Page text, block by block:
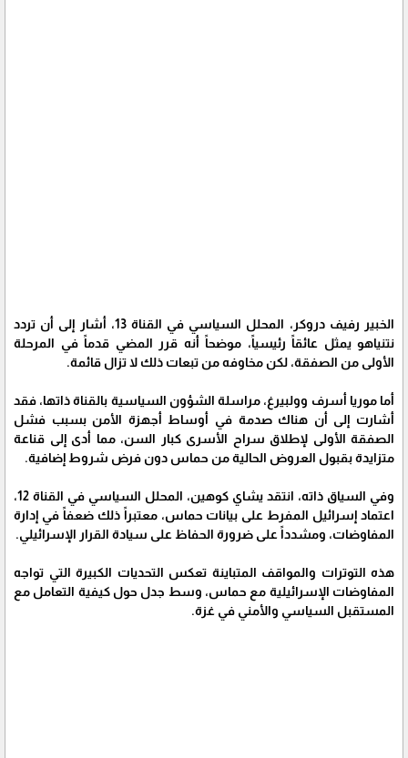
الخبير رفيف دروكر، المحلل السياسي في القناة 13، أشار إلى أن تردد
نتنياهو يمثل عائقاً رئيسياً، موضحاً أنه قرر المضي قدماً في المرحلة
الأولى من الصفقة، لكن مخاوفه من تبعات ذلك لا تزال قائمة.
أما موريا أسرف وولبيرغ، مراسلة الشؤون السياسية بالقناة ذاتها، فقد
أشارت إلى أن هناك صدمة في أوساط أجهزة الأمن بسبب فشل
الصفقة الأولى لإطلاق سراح الأسرى كبار السن، مما أدى إلى قناعة
متزايدة بقبول العروض الحالية من حماس دون فرض شروط إضافية.
وفي السياق ذاته، انتقد يشاي كوهين، المحلل السياسي في القناة 12،
اعتماد إسرائيل المفرط على بيانات حماس، معتبراً ذلك ضعفاً في إدارة
المفاوضات، ومشدداً على ضرورة الحفاظ على سيادة القرار الإسرائيلي.
هذه التوترات والمواقف المتباينة تعكس التحديات الكبيرة التي تواجه
المفاوضات الإسرائيلية مع حماس، وسط جدل حول كيفية التعامل مع
المستقبل السياسي والأمني في غزة.